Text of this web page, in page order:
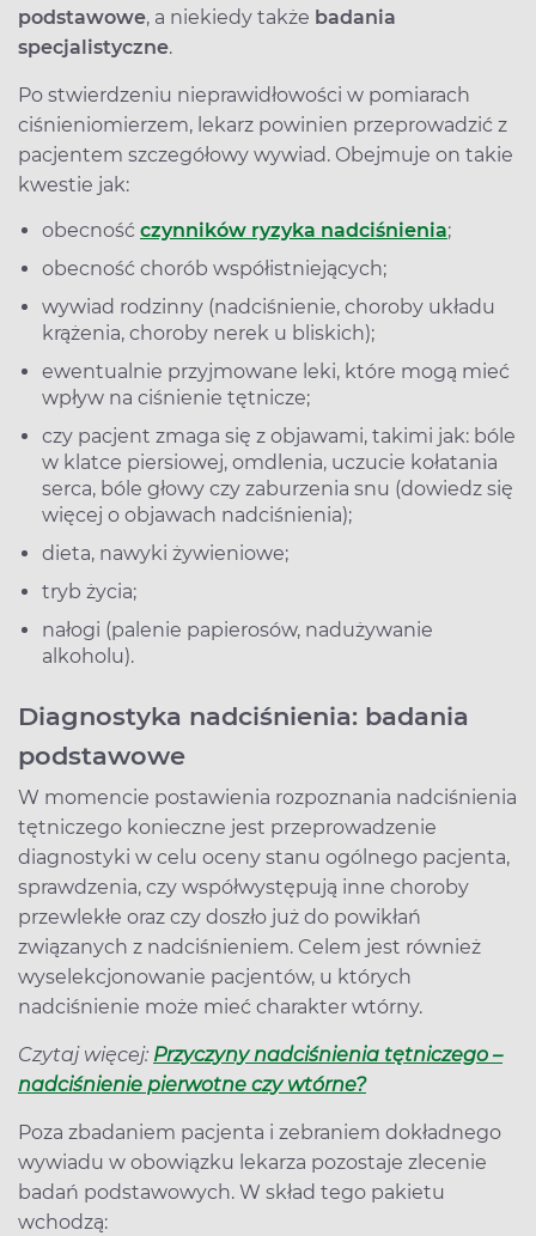
podstawowe, a niekiedy także badania
specjalistyczne.
Po stwierdzeniu nieprawidłowości w pomiarach
ciśnieniomierzem, lekarz powinien przeprowadzić z
pacjentem szczegółowy wywiad. Obejmuje on takie
kwestie jak:
obecność czynników ryzyka nadciśnienia;
obecność chorób współistniejących;
wywiad rodzinny (nadciśnienie, choroby układu
krążenia, choroby nerek u bliskich);
ewentualnie przyjmowane leki, które mogą mieć
wpływ na ciśnienie tętnicze;
czy pacjent zmaga się z objawami, takimi jak: bóle
w klatce piersiowej, omdlenia, uczucie kołatania
serca, bóle głowy czy zaburzenia snu (dowiedz się
więcej o objawach nadciśnienia);
dieta, nawyki żywieniowe;
tryb życia;
nałogi (palenie papierosów, nadużywanie
alkoholu).
Diagnostyka nadciśnienia: badania
podstawowe
W momencie postawienia rozpoznania nadciśnienia
tętniczego konieczne jest przeprowadzenie
diagnostyki w celu oceny stanu ogólnego pacjenta,
sprawdzenia, czy współwystępują inne choroby
przewlekłe oraz czy doszło już do powikłań
związanych z nadciśnieniem. Celem jest również
wyselekcjonowanie pacjentów, u których
nadciśnienie może mieć charakter wtórny.
Czytaj więcej: Przyczyny nadciśnienia tętniczego –
nadciśnienie pierwotne czy wtórne?
Poza zbadaniem pacjenta i zebraniem dokładnego
wywiadu w obowiązku lekarza pozostaje zlecenie
badań podstawowych. W skład tego pakietu
wchodzą: